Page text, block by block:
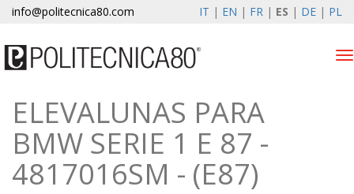
info@politecnica80.com IT | EN | FR | ES | DE | PL
sabato 8 agosto 2026
Productos
Registro de la garantía
ELEVALUNAS PARA
BMW SERIE 1 E 87 -
4817016SM - (E87)